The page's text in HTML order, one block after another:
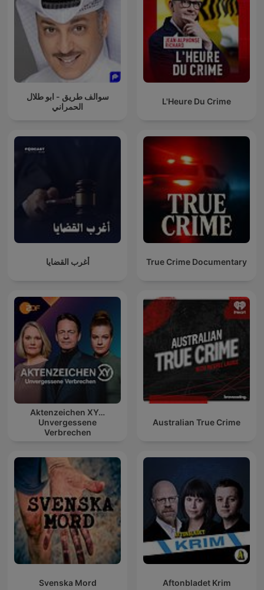
سوالف طريق - ابو طلال
الحمراني
L'Heure Du Crime
أغرب القضايا True Crime Documentary
Aktenzeichen XY…
Unvergessene
Verbrechen
Australian True Crime
Svenska Mord Aftonbladet Krim